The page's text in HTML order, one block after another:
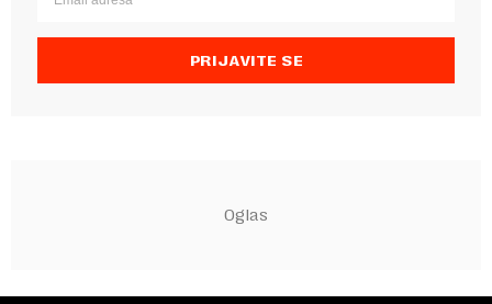
PRIJAVITE SE